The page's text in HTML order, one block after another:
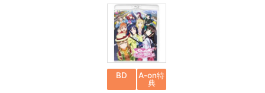
●使用しないときは、ピンに気を付けてお子様の手が届かないとこ
●ビニール製品など、生地によっては表面に傷がついたり、穴あき
破損の原因となります。ご注意ください。
●高温多湿、直射日光の当たる場所での保管はお避けください。
●本製品の対象年齢は15才以上です。15才未満のお子さまには絶対
■発送予定：2020年7月下旬
■ラブライブ！シリーズ 9th Anniversaryメモリアルグッズ 彼
BD
A-on特
典